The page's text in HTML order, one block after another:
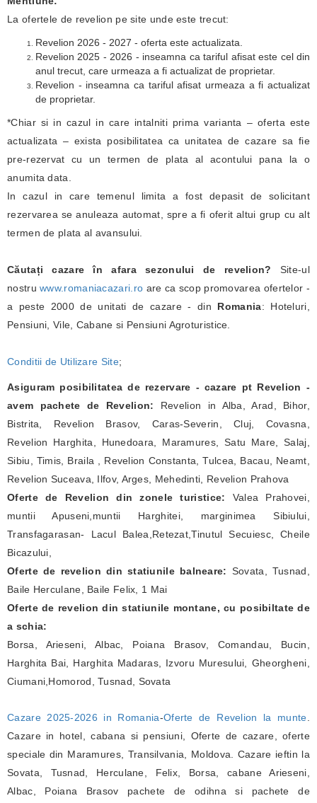
La ofertele de revelion pe site unde este trecut:
Revelion 2026 - 2027 - oferta este actualizata.
Revelion 2025 - 2026 - inseamna ca tariful afisat este cel din
anul trecut, care urmeaza a fi actualizat de proprietar.
Revelion - inseamna ca tariful afisat urmeaza a fi actualizat
de proprietar.
*Chiar si in cazul in care intalniti prima varianta – oferta este
actualizata – exista posibilitatea ca unitatea de cazare sa fie
pre-rezervat cu un termen de plata al acontului pana la o
anumita data.
In cazul in care temenul limita a fost depasit de solicitant
rezervarea se anuleaza automat, spre a fi oferit altui grup cu alt
termen de plata al avansului.
Căutați cazare în afara sezonului de revelion? Site-ul
nostruwww.romaniacazari.ro are ca scop promovarea ofertelor -
a peste 2000 de unitati de cazare - din Romania: Hoteluri,
Pensiuni, Vile, Cabane si Pensiuni Agroturistice.
Conditii de Utilizare Site;
Asiguram posibilitatea de rezervare - cazare pt Revelion -
avem pachete de Revelion: Revelion in Alba, Arad, Bihor,
Bistrita, Revelion Brasov, Caras-Severin, Cluj, Covasna,
Revelion Harghita, Hunedoara, Maramures, Satu Mare, Salaj,
Sibiu, Timis, Braila , Revelion Constanta, Tulcea, Bacau, Neamt,
Revelion Suceava, Ilfov, Arges, Mehedinti, Revelion Prahova
Oferte de Revelion din zonele turistice: Valea Prahovei,
muntii Apuseni,muntii Harghitei, marginimea Sibiului,
Transfagarasan- Lacul Balea,Retezat,Tinutul Secuiesc, Cheile
Bicazului,
Oferte de revelion din statiunile balneare: Sovata, Tusnad,
Baile Herculane, Baile Felix, 1 Mai
Oferte de revelion din statiunile montane, cu posibiltate de
a schia:
Borsa, Arieseni, Albac, Poiana Brasov, Comandau, Bucin,
Harghita Bai, Harghita Madaras, Izvoru Muresului, Gheorgheni,
Ciumani,Homorod, Tusnad, Sovata
Cazare 2025-2026 in Romania-Oferte de Revelion la munte
Cazare in hotel, cabana si pensiuni, Oferte de cazare, oferte
speciale din Maramures, Transilvania, Moldova. Cazare ieftin la
Sovata, Tusnad, Herculane, Felix, Borsa, cabane Arieseni,
Albac, Poiana Brasov pachete de odihna si pachete de